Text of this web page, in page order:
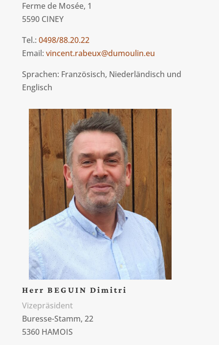
Ferme de Mosée, 1
5590 CINEY
Tel.: 0498/88.20.22
Email: vincent.rabeux@dumoulin.eu
Sprachen: Französisch, Niederländisch und
Englisch
Herr BEGUIN Dimitri
Vizepräsident
Buresse-Stamm, 22
5360 HAMOIS